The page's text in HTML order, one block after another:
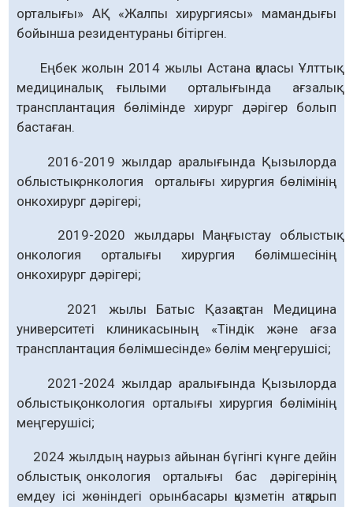
орталығы» АҚ «Жалпы хирургиясы» мамандығы
бойынша резидентураны бітірген.
Еңбек жолын 2014 жылы Астана қаласы Ұлттық
медициналық ғылыми орталығында ағзалық
трансплантация бөлімінде хирург дәрігер болып
бастаған.
2016-2019 жылдар аралығында Қызылорда
облыстық онкология орталығы хирургия бөлімiнің
онкохирург дәрігері;
2019-2020 жылдары Маңғыстау облыстық
онкология орталығы хирургия бөлімшесінің
онкохирург дәрігері;
2021 жылы Батыс Қазақстан Медицина
университеті клиникасының «Тіндік және ағза
трансплантация бөлімшесінде» бөлім меңгерушісі;
2021-2024 жылдар аралығында Қызылорда
облыстық онкология орталығы хирургия бөлімінің
меңгерушісі;
2024 жылдың наурыз айынан бүгінгі күнге дейін
облыстық онкология орталығы бас дәрігерінiң
емдеу ісі жөніндегі орынбасары қызметін атқарып